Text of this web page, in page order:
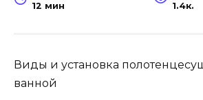
12 мин 1.4к.
Виды и установка
ванной